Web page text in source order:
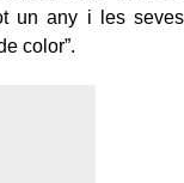
un any i les seves
color”.